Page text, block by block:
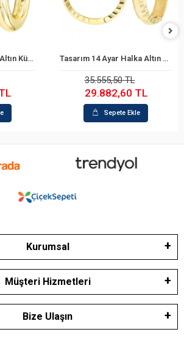
Yarım 14 Ayar Halka Altın Küpe
Sepete Ekle
Tasarım 14 Ayar Halka Altın Küpe
35.555,50 TL
29.882,60 TL
Sepete Ekle
Kurumsal
Müşteri Hizmetleri
Bize Ulaşın